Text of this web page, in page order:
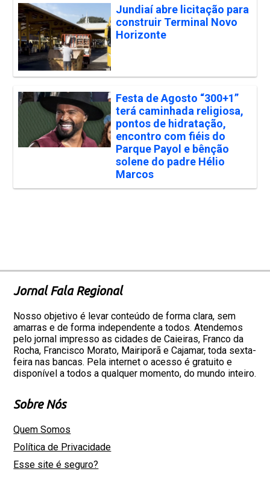
Jundiaí abre licitação para
construir Terminal Novo
Horizonte
Festa de Agosto “300+1”
terá caminhada religiosa,
pontos de hidratação,
encontro com fiéis do
Parque Payol e bênção
solene do padre Hélio
Marcos
Jornal Fala Regional
Nosso objetivo é levar conteúdo de forma clara, sem
amarras e de forma independente a todos. Atendemos
pelo jornal impresso as cidades de Caieiras, Franco da
Rocha, Francisco Morato, Mairiporã e Cajamar, toda sexta-
feira nas bancas. Pela internet o acesso é gratuito e
disponível a todos a qualquer momento, do mundo inteiro.
Sobre Nós
Quem Somos
Política de Privacidade
Esse site é seguro?